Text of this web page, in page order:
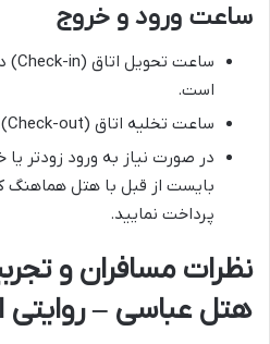
ساعت ورود و خروج
است.
ساعت تخلیه اتاق (Check-out) نیز ساعت 12:00 ظهر است.
در صورت نیاز به ورود زودتر یا
بایست از قبل با هتل هماهنگ
پرداخت نمایید.
نظرات مسافران و
هتل عباسی – روایتی